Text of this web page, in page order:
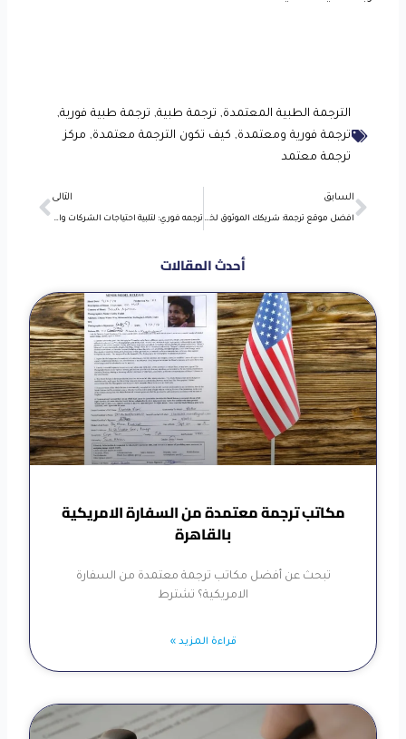
الترجمة الطبية المعتمدة, ترجمة طبية, ترجمة طبية فورية,
ترجمة فورية ومعتمدة, كيف تكون الترجمة معتمدة, مركز
ترجمة معتمد
Prev
السابق
افضل موقع ترجمة: شريكك الموثوق لخدمات الترجمة المعتمدة
التالى
ترجمه فوري: لتلبية احتياجات الشركات والأفراد مع كايرو ترانسيليشن
أحدث المقالات
مكاتب ترجمة معتمدة من السفارة الامريكية
بالقاهرة
تبحث عن أفضل مكاتب ترجمة معتمدة من السفارة
الامريكية؟ تشترط
قراءة المزيد »